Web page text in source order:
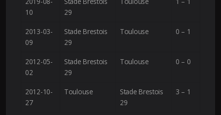
10
29
2013-03-
09
Stade Brestois
29
Toulouse 0 – 1
2012-05-
02
Stade Brestois
29
Toulouse 0 – 0
2012-10-
27
Toulouse
Stade Brestois
29
3 – 1